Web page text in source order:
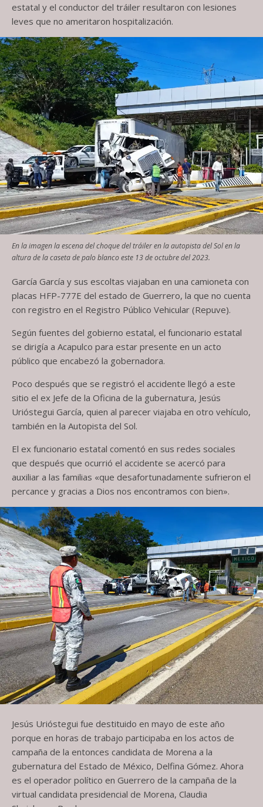
estatal y el conductor del tráiler resultaron con lesiones
leves que no ameritaron hospitalización.
En la imagen la escena del choque del tráiler en la autopista del Sol en la
altura de la caseta de palo blanco este 13 de octubre del 2023.
García García y sus escoltas viajaban en una camioneta con
placas HFP-777E del estado de Guerrero, la que no cuenta
con registro en el Registro Público Vehicular (Repuve).
Según fuentes del gobierno estatal, el funcionario estatal
se dirigía a Acapulco para estar presente en un acto
público que encabezó la gobernadora.
Poco después que se registró el accidente llegó a este
sitio el ex Jefe de la Oficina de la gubernatura, Jesús
Urióstegui García, quien al parecer viajaba en otro vehículo,
también en la Autopista del Sol.
El ex funcionario estatal comentó en sus redes sociales
que después que ocurrió el accidente se acercó para
auxiliar a las familias «que desafortunadamente sufrieron el
percance y gracias a Dios nos encontramos con bien».
Jesús Urióstegui fue destituido en mayo de este año
porque en horas de trabajo participaba en los actos de
campaña de la entonces candidata de Morena a la
gubernatura del Estado de México, Delfina Gómez. Ahora
es el operador político en Guerrero de la campaña de la
virtual candidata presidencial de Morena, Claudia